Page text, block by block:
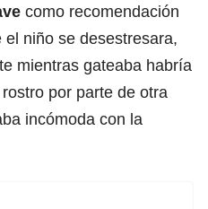
como recomendación
niño se desestresara,
mientras gateaba habría
por parte de otra
incómoda con la